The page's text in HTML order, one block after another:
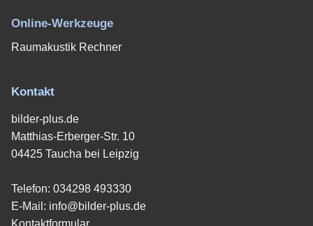
Online-Werkzeuge
Raumakustik Rechner
Kontakt
bilder-plus.de
Matthias-Erberger-Str. 10
04425 Taucha bei Leipzig
Telefon: 034298 493330
E-Mail: info@bilder-plus.de
Kontaktformular